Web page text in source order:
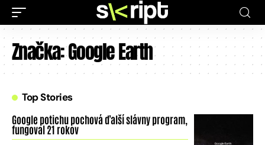
Značka:Google Earth
Top Stories
Google potichu pochová ďalší slávny program,
fungoval 21 rokov